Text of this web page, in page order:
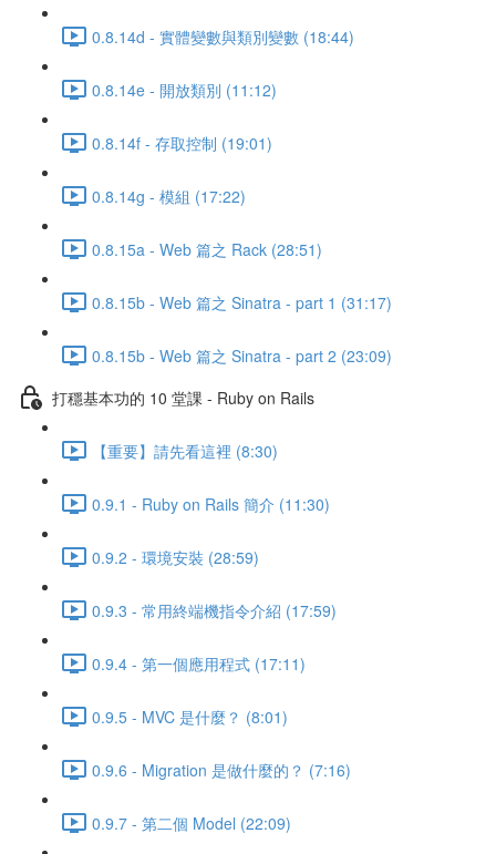
0.8.14d - 實體變數與類別變數 (18:44)
0.8.14e - 開放類別 (11:12)
0.8.14f - 存取控制 (19:01)
0.8.14g - 模組 (17:22)
0.8.15a - Web 篇之 Rack (28:51)
0.8.15b - Web 篇之 Sinatra - part 1 (31:17)
0.8.15b - Web 篇之 Sinatra - part 2 (23:09)
打穩基本功的 10 堂課 - Ruby on Rails
【重要】請先看這裡 (8:30)
0.9.1 - Ruby on Rails 簡介 (11:30)
0.9.2 - 環境安裝 (28:59)
0.9.3 - 常用終端機指令介紹 (17:59)
0.9.4 - 第一個應用程式 (17:11)
0.9.5 - MVC 是什麼？ (8:01)
0.9.6 - Migration 是做什麼的？ (7:16)
0.9.7 - 第二個 Model (22:09)